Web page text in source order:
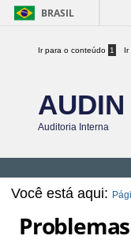
BRASIL
Ir para o conteúdo 1
AUDIN
Auditoria Interna
Você está aqui: